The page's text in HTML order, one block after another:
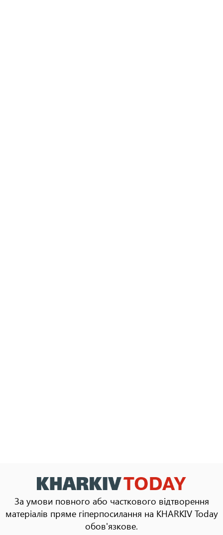
За умови повного або часткового відтворення
матеріалів пряме гіперпосилання на KHARKIV Today
обов'язкове.